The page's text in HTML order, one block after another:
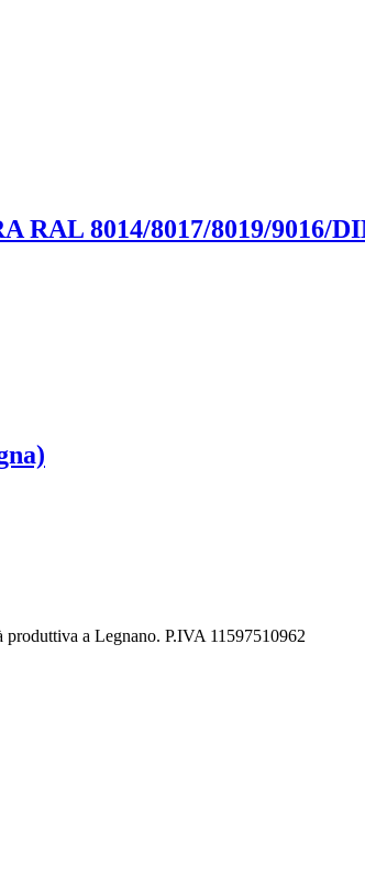
8014/8017/8019/9016/
a Legnano. P.IVA 11597510962